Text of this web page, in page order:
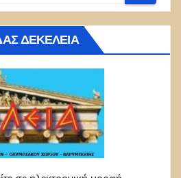
ΔΕΚΈΛΕΙΑ